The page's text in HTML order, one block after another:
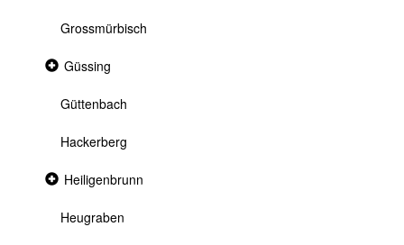
Grossmürbisch
Collapsed
Güssing
Güttenbach
Hackerberg
Collapsed
section
Heiligenbrunn
Heugraben